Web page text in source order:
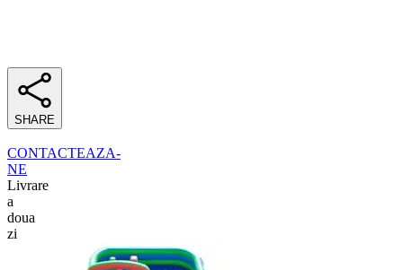
SHARE
CONTACTEAZA-
NE
Livrare
a
doua
zi